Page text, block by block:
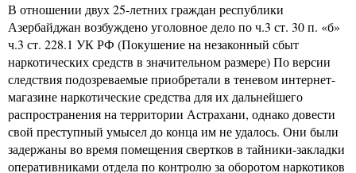
В отношении двух 25-летних граждан республики
Азербайджан возбуждено уголовное дело по ч.3 ст. 30 п. «б»
ч.3 ст. 228.1 УК РФ (Покушение на незаконный сбыт
наркотических средств в значительном размере) По версии
следствия подозреваемые приобретали в теневом интернет-
магазине наркотические средства для их дальнейшего
распространения на территории Астрахани, однако довести
свой преступный умысел до конца им не удалось. Они были
задержаны во время помещения свертков в тайники-закладки
оперативниками отдела по контролю за оборотом наркотиков